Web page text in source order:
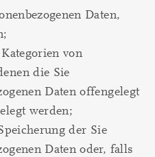
Daten,
von
die Sie
Daten offengelegt
werden;
der Sie
Daten oder, falls